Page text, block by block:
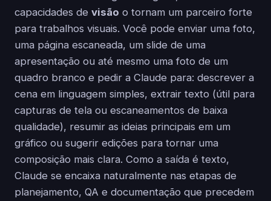
capacidades de visão o tornam um parceiro forte
para trabalhos visuais. Você pode enviar uma foto,
uma página escaneada, um slide de uma
apresentação ou até mesmo uma foto de um
quadro branco e pedir a Claude para: descrever a
cena em linguagem simples, extrair texto (útil para
capturas de tela ou escaneamentos de baixa
qualidade), resumir as ideias principais em um
gráfico ou sugerir edições para tornar uma
composição mais clara. Como a saída é texto,
Claude se encaixa naturalmente nas etapas de
planejamento, QA e documentação que precedem